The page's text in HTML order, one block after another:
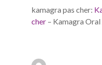
kamagra pas cher:
cher – Kamagra